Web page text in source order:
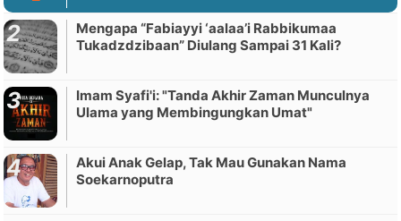
Mengapa “Fabiayyi ‘aalaa’i Rabbikumaa
Tukadzdzibaan” Diulang Sampai 31 Kali?
Imam Syafi'i: "Tanda Akhir Zaman Munculnya
Ulama yang Membingungkan Umat"
Akui Anak Gelap, Tak Mau Gunakan Nama
Soekarnoputra